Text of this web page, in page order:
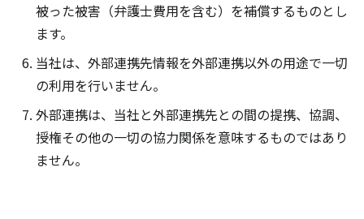
被った被害（弁護士費用を含む）を補償するものとし
ます。
当社は、外部連携先情報を外部連携以外の用途で一切
の利用を行いません。
外部連携は、当社と外部連携先との間の提携、協調、
授権その他の一切の協力関係を意味するものではあり
ません。